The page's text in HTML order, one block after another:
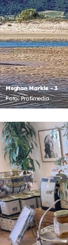
Meghan Markle - 3
Foto: Profimedia